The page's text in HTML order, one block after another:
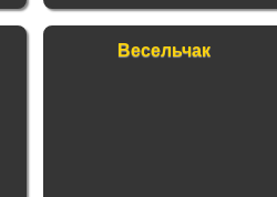
Весельчак